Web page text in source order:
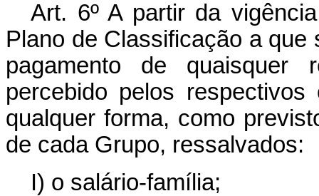
Art. 6º A partir da
Plano de Classificação a
pagamento de quaisquer
percebido pelos
qualquer forma, como
de cada Grupo, ressalvados:
I) o salário-família;